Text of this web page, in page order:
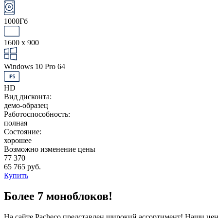
1000Гб
1600 x 900
Windows 10 Pro 64
HD
Вид дисконта:
демо-образец
Работоспособность:
полная
Состояние:
хорошее
Возможно изменение цены
77 370
65 765 руб.
Купить
Более 7 моноблоков!